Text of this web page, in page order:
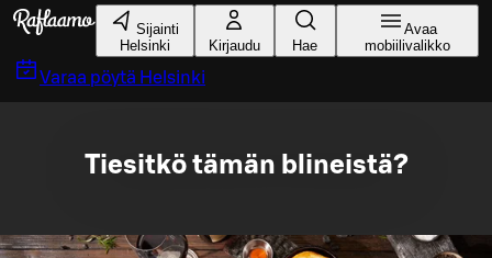
Siirry pääsisältöön
Sijainti
Helsinki
Kirjaudu Hae
Avaa
mobiilivalikko
Varaa pöytä Helsinki
Tiesitkö tämän blineistä?